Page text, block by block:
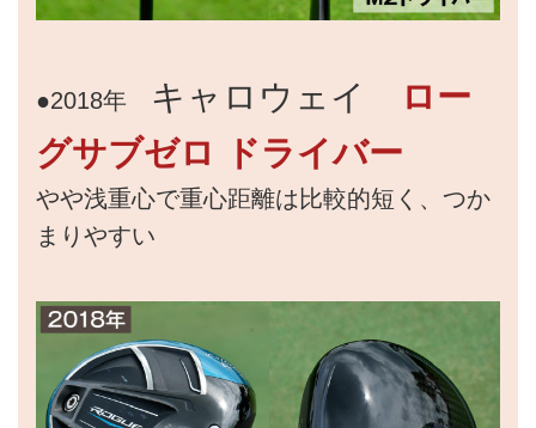
●2018年 キャロウェイ
ロー
グサブゼロ ドライバー
やや浅重心で重心距離は比較的短く、つか
まりやすい